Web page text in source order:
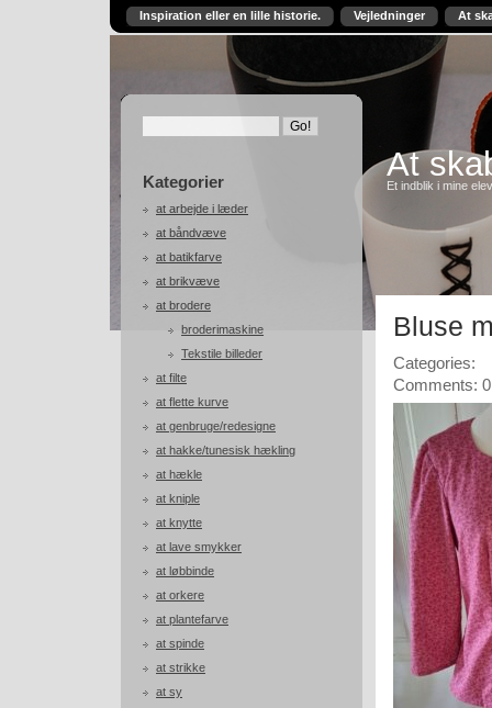
Inspiration eller en lille historie. Vejledninger At
Kategorier
at arbejde i læder
at båndvæve
at batikfarve
at brikvæve
at brodere
broderimaskine
Tekstile billeder
at filte
at flette kurve
at genbruge/redesigne
at hakke/tunesisk hækling
at hækle
at kniple
at knytte
at lave smykker
at løbbinde
at orkere
at plantefarve
at spinde
at strikke
at sy
At
Et indblik i mine
Bluse
Categories:
Comments: 0